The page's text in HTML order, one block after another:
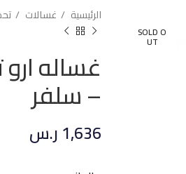
SOLD O
UT
الرئيسية غسالات
– سلفر
1,636ر.س